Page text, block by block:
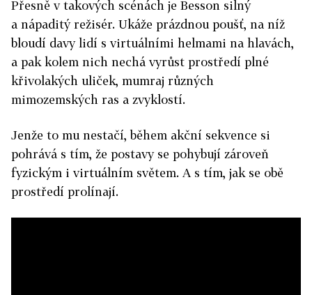
Přesně v takových scénách je Besson silný
a nápaditý režisér. Ukáže prázdnou poušť, na níž
bloudí davy lidí s virtuálními helmami na hlavách,
a pak kolem nich nechá vyrůst prostředí plné
křivolakých uliček, mumraj různých
mimozemských ras a zvyklostí.
Jenže to mu nestačí, během akční sekvence si
pohrává s tím, že postavy se pohybují zároveň
fyzickým i virtuálním světem. A s tím, jak se obě
prostředí prolínají.